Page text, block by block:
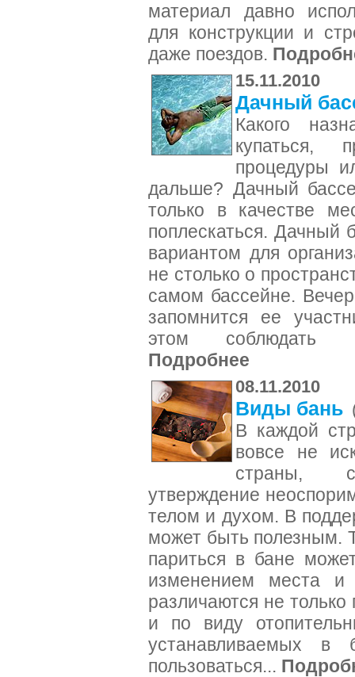
материал давно
для конструкции и
даже поездов.
15.11.2010
Дачный
Какого
купаться,
процедуры
дальше? Дачный
только в качестве
поплескаться. Дачный
вариантом для
не столько о
самом бассейне.
запомнится ее
этом соблюдать
Подробнее
08.11.2010
Виды бань
В каждой
вовсе не
страны,
утверждение
телом и духом. В
может быть полезным.
париться в бане
изменением места
различаются не
и по виду
устанавливаемых в
пользоваться...